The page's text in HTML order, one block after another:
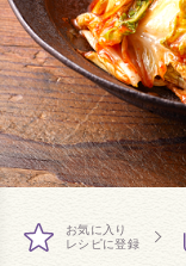
お気に入り
レシピに登録